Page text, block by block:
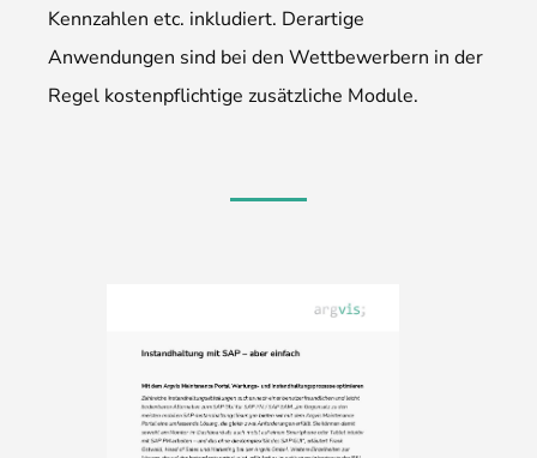
Kennzahlen etc. inkludiert. Derartige
Anwendungen sind bei den Wettbewerbern in der
Regel kostenpflichtige zusätzliche Module.